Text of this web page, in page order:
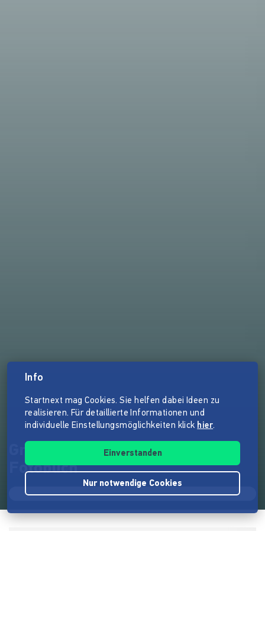
Grandhotel Cosmopolis -
Fotobuch
Info
Startnext mag Cookies. Sie helfen dabei Ideen zu
realisieren. Für detaillierte Informationen und
individuelle Einstellungsmöglichkeiten klick hier.
Einverstanden
Nur notwendige Cookies